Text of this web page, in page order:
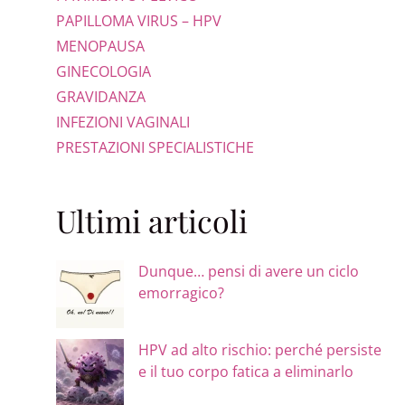
PAPILLOMA VIRUS – HPV
MENOPAUSA
GINECOLOGIA
GRAVIDANZA
INFEZIONI VAGINALI
PRESTAZIONI SPECIALISTICHE
Ultimi articoli
Dunque… pensi di avere un ciclo
emorragico?
HPV ad alto rischio: perché persiste
e il tuo corpo fatica a eliminarlo